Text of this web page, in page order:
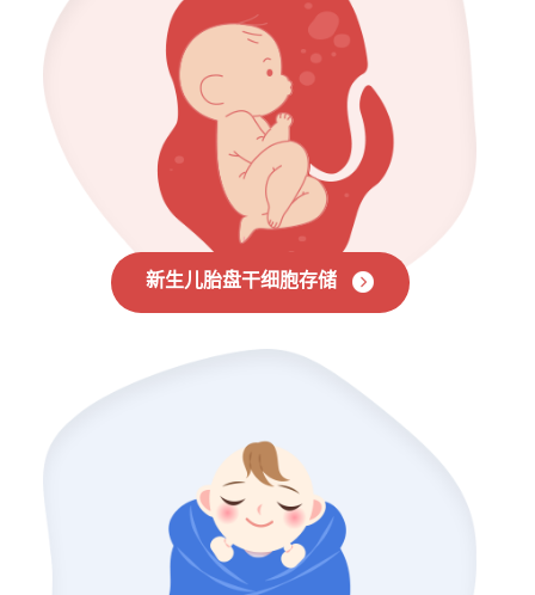
新生儿胎盘干细胞存储